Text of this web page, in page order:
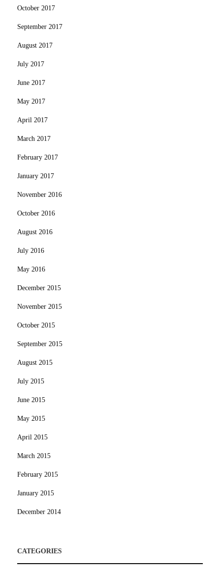
October 2017
September 2017
August 2017
July 2017
June 2017
May 2017
April 2017
March 2017
February 2017
January 2017
November 2016
October 2016
August 2016
July 2016
May 2016
December 2015
November 2015
October 2015
September 2015
August 2015
July 2015
June 2015
May 2015
April 2015
March 2015
February 2015
January 2015
December 2014
CATEGORIES